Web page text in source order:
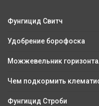
Фунгицид Свитч
Удобрение борофоска
Можжевельник
Чем подкормить
Фунгицид Строби